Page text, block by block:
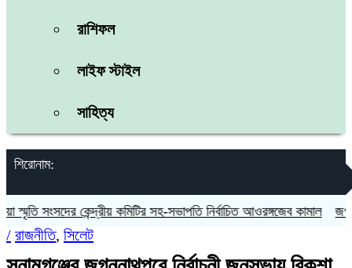
রাশিফল
লাইফ স্টাইল
সাহিত্য
শিরোনাম:
সংসদের কেন্দ্রীয় কমিটির সহ-সভাপতি নির্বাচিত আওরঙ্গজেব কামাল
/ রাজনীতি, সিলেট